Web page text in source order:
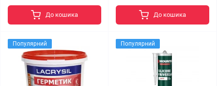
До кошика До кошика
Популярний Популярний